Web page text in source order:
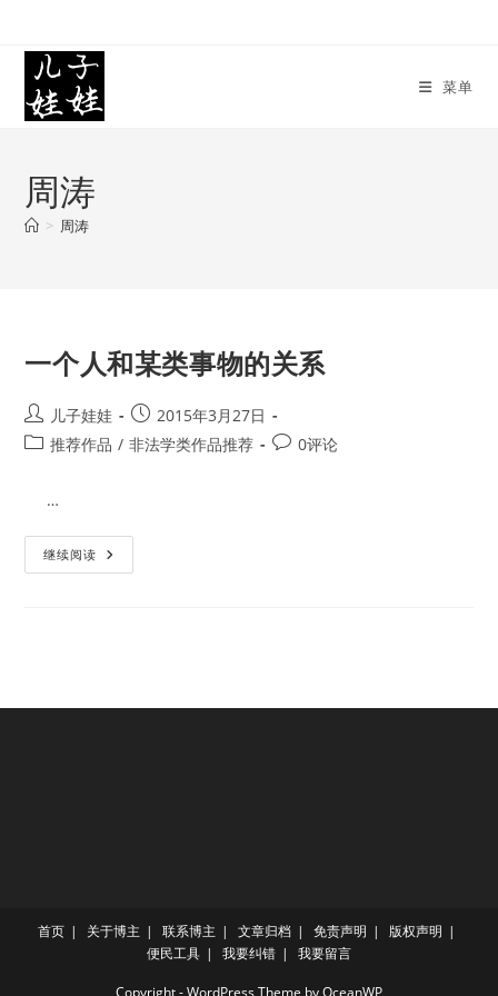
content
菜单
周涛
> 周涛
一个人和某类事物的关系
Post
author:
儿子娃娃
Post
published:
2015年3月27日
Post推荐作品 / 非法学类作品推荐
Post0评论
…
继续阅读 一
个
系
首页 关于博主 联系博主 文章归档 免责声明
版权声明
便民工具
我要纠错 我要留言
Copyright - WordPress Theme by OceanWP